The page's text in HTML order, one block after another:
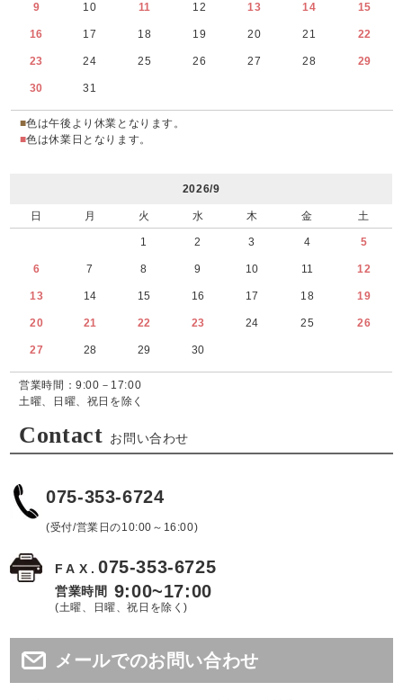
9 10 11 12 13 14 15
16 17 18 19 20 21 22
23 24 25 26 27 28 29
30 31
■色は午後より休業となります。
■色は休業日となります。
2026/9
日 月 火 水 木 金 土
1 2 3 4 5
6 7 8 9 10 11 12
13 14 15 16 17 18 19
20 21 22 23 24 25 26
27 28 29 30
営業時間：9:00－17:00
土曜、日曜、祝日を除く
Contact お問い合わせ
075-353-6724
(受付/営業日の10:00～16:00)
FAX.075-353-6725
営業時間 9:00~17:00
(土曜、日曜、祝日を除く)
メールでのお問い合わせ